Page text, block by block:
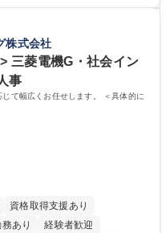
化や気候変動による自然災害の
の重要性が高まっています。
社会の実現に貢献してまいりま
： 資格：
株式会社
三菱電機G・社会イン
事
て幅広くお任せします。 ＜具体的に
資格取得支援あり
あり
経験者歓迎